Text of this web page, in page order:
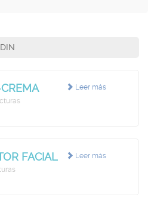
Leer más
Leer más
FACIAL